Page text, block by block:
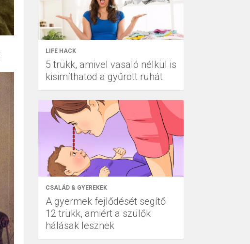
LIFE HACK
5 trükk, amivel vasaló nélkül is
kisimíthatod a gyűrött ruhát
CSALÁD & GYEREKEK
A gyermek fejlődését segítő
12 trükk, amiért a szülők
hálásak lesznek